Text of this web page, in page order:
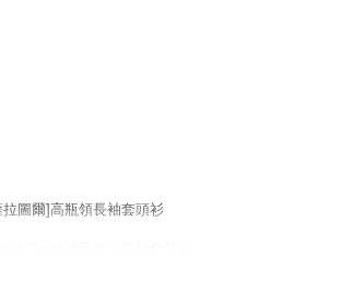
圖爾]高瓶領長袖套頭衫
圖爾]高瓶領長袖套頭衫